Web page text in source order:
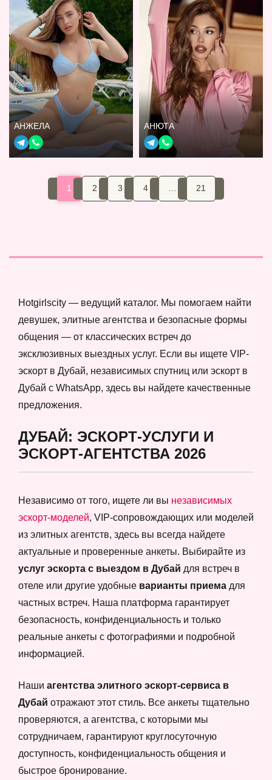
АНЖЕЛА АНЮТА
1 2 3 4 21
Hotgirlscity — ведущий каталог. Мы помогаем найти
девушек, элитные агентства и безопасные формы
общения — от классических встреч до
эксклюзивных выездных услуг. Если вы ищете VIP-
эскорт в Дубай, независимых спутниц или эскорт в
Дубай с WhatsApp, здесь вы найдете качественные
предложения.
ДУБАЙ: ЭСКОРТ-УСЛУГИ И
ЭСКОРТ-АГЕНТСТВА 2026
Независимо от того, ищете ли вы независимых
эскорт-моделей, VIP-сопровождающих или моделей
из элитных агентств, здесь вы всегда найдете
актуальные и проверенные анкеты. Выбирайте из
услуг эскорта с выездом в Дубай для встреч в
отеле или другие удобные варианты приема для
частных встреч. Наша платформа гарантирует
безопасность, конфиденциальность и только
реальные анкеты с фотографиями и подробной
информацией.
Наши агентства элитного эскорт-сервиса в
Дубай отражают этот стиль. Все анкеты тщательно
проверяются, а агентства, с которыми мы
сотрудничаем, гарантируют круглосуточную
доступность, конфиденциальность общения и
быстрое бронирование.